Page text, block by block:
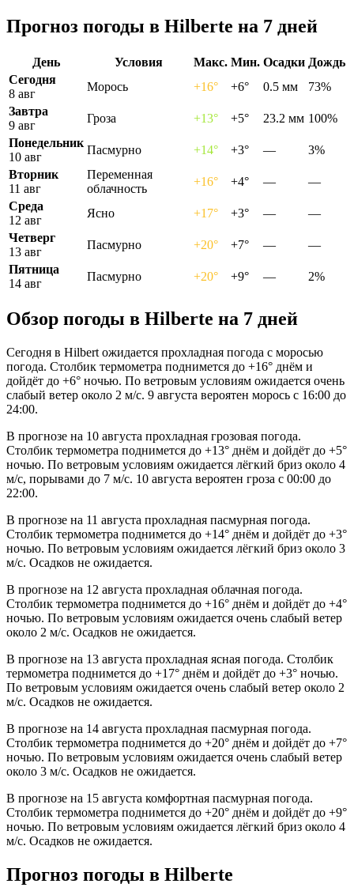
Прогноз погоды в Hilbertе на 7 дней
День Условия Макс. Мин. Осадки Дождь
Сегодня
8 авг
Морось +16° +6° 0.5 мм
73%
Завтра
9 авг
Гроза +13° +5° 23.2 мм 100%
Понедельник
10 авг
Пасмурно +14° +3° —
3%
Вторник
11 авг
Переменная
облачность
+16° +4° —
—
Среда
12 авг
Ясно +17° +3° —
—
Четверг
13 авг
Пасмурно +20° +7° —
—
Пятница
14 авг
Пасмурно +20° +9° — 2%
Обзор погоды в Hilbertе на 7 дней
Сегодня в Hilbert ожидается прохладная погода с моросью
погода. Столбик термометра поднимется до +16° днём и
дойдёт до +6° ночью. По ветровым условиям ожидается очень
слабый ветер около 2 м/с. 9 августа вероятен морось с 16:00 до
24:00.
В прогнозе на 10 августа прохладная грозовая погода.
Столбик термометра поднимется до +13° днём и дойдёт до +5°
ночью. По ветровым условиям ожидается лёгкий бриз около 4
м/с, порывами до 7 м/с. 10 августа вероятен гроза с 00:00 до
22:00.
В прогнозе на 11 августа прохладная пасмурная погода.
Столбик термометра поднимется до +14° днём и дойдёт до +3°
ночью. По ветровым условиям ожидается лёгкий бриз около 3
м/с. Осадков не ожидается.
В прогнозе на 12 августа прохладная облачная погода.
Столбик термометра поднимется до +16° днём и дойдёт до +4°
ночью. По ветровым условиям ожидается очень слабый ветер
около 2 м/с. Осадков не ожидается.
В прогнозе на 13 августа прохладная ясная погода. Столбик
термометра поднимется до +17° днём и дойдёт до +3° ночью.
По ветровым условиям ожидается очень слабый ветер около 2
м/с. Осадков не ожидается.
В прогнозе на 14 августа прохладная пасмурная погода.
Столбик термометра поднимется до +20° днём и дойдёт до +7°
ночью. По ветровым условиям ожидается очень слабый ветер
около 3 м/с. Осадков не ожидается.
В прогнозе на 15 августа комфортная пасмурная погода.
Столбик термометра поднимется до +20° днём и дойдёт до +9°
ночью. По ветровым условиям ожидается лёгкий бриз около 4
м/с. Осадков не ожидается.
Прогноз погоды в Hilbertе